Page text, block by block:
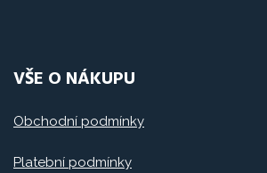
VŠE O NÁKUPU
Obchodní podmínky
Platební podmínky